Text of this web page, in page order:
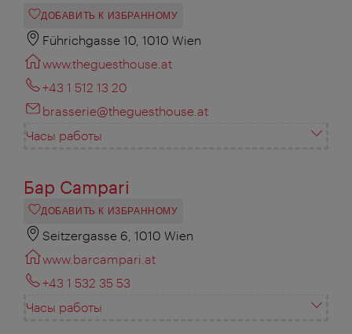
ДОБАВИТЬ К ИЗБРАННОМУ
Führichgasse 10, 1010 Wien
www.theguesthouse.at
+43 1 512 13 20
brasserie@theguesthouse.at
Часы работы
Бар Campari
ДОБАВИТЬ К ИЗБРАННОМУ
Seitzergasse 6, 1010 Wien
www.barcampari.at
+43 1 532 35 53
Часы работы